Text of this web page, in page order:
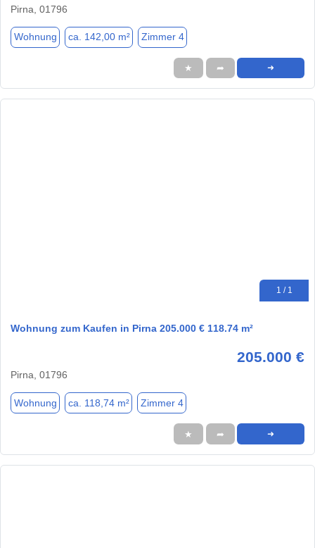
Pirna, 01796
Wohnung ca. 142,00 m² Zimmer 4
★ ➦ ➜
1 / 1
Wohnung zum Kaufen in Pirna 205.000 € 118.74 m²
205.000 €
Pirna, 01796
Wohnung ca. 118,74 m² Zimmer 4
★ ➦ ➜